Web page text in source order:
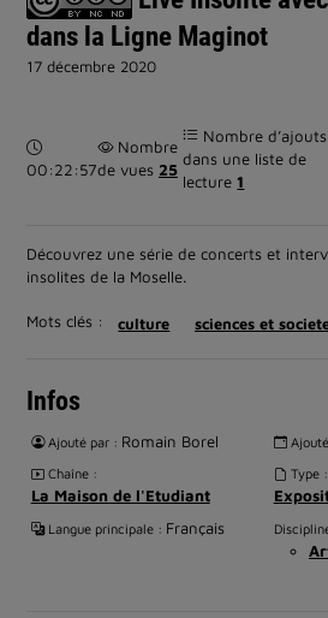
dans la Ligne Maginot
17 décembre 2020
Durée :
00:22:57
Nombre
de vues 25
Nombre d’ajouts
dans une liste de
lecture1
Découvrez une série de concerts et
insolites de la Moselle.
Mots clés : culture sciences et
Infos
Ajouté par : Romain Borel
Chaîne :
La Maison de l'Etudiant
Type :
Langue principale : Français